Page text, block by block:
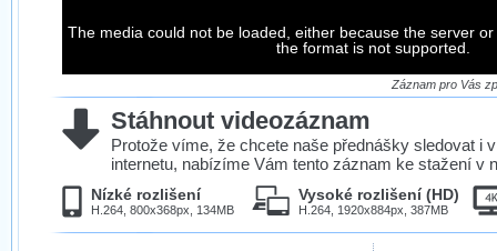
záznamů.
ve formátu, který není vhodný pro stahování,
proto je ke stažení nenabízíme.
The media could not be loaded, either because the server
the format is not supported.
Záznam pro Vás
Stáhnout videozáznam
Protože víme, že chcete naše přednášky sledovat i
internetu, nabízíme Vám tento záznam ke stažení v
Nízké rozlišení
H.264, 800x368px, 134MB
Vysoké rozlišení (HD)
H.264, 1920x884px, 387MB